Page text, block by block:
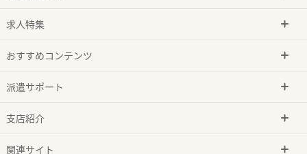
求人特集
おすすめコンテンツ
派遣サポート
支店紹介
関連サイト